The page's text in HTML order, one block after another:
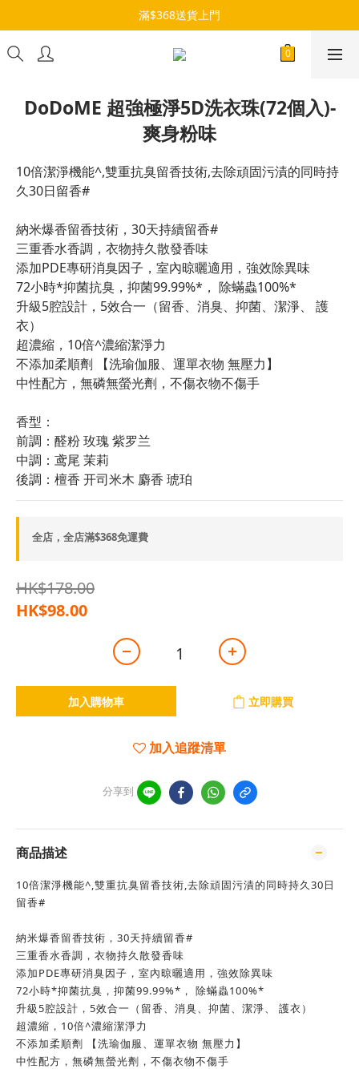
滿$368送貨上門
DoDoME 超強極淨5D洗衣珠(72個入)-
爽身粉味
10倍潔淨機能^,雙重抗臭留香技術,去除頑固污漬的同時持
久30日留香#
納米爆香留香技術，30天持續留香#
三重香水香調，衣物持久散發香味
添加PDE專研消臭因子，室內晾曬適用，強效除異味
72小時*抑菌抗臭，抑菌99.99%*， 除蟎蟲100%*
升級5腔設計，5效合一（留香、消臭、抑菌、潔淨、 護
衣）
超濃縮，10倍^濃縮潔淨力
不添加柔順劑 【洗瑜伽服、運單衣物 無壓力】
中性配方，無磷無螢光劑，不傷衣物不傷手
香型：
前調：醛粉 玫瑰 紫罗兰
中調：鸢尾 茉莉
後調：檀香 开司米木 麝香 琥珀
全店，全店滿$368免運費
HK$178.00
HK$98.00
加入購物車 立即購買
加入追蹤清單
分享到
商品描述
10倍潔淨機能^,雙重抗臭留香技術,去除頑固污漬的同時持久30日
留香#
納米爆香留香技術，30天持續留香#
三重香水香調，衣物持久散發香味
添加PDE專研消臭因子，室內晾曬適用，強效除異味
72小時*抑菌抗臭，抑菌99.99%*， 除蟎蟲100%*
升級5腔設計，5效合一（留香、消臭、抑菌、潔淨、 護衣）
超濃縮，10倍^濃縮潔淨力
不添加柔順劑 【洗瑜伽服、運單衣物 無壓力】
中性配方，無磷無螢光劑，不傷衣物不傷手